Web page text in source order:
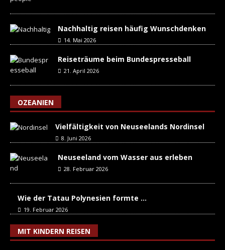
Nachhaltig reisen häufig Wunschdenken
14. Mai 2026
Reiseträume beim Bundespresseball
21. April 2026
OZEANIEN
Vielfältigkeit von Neuseelands Nordinsel
8. Juni 2026
Neuseeland vom Wasser aus erleben
28. Februar 2026
Wie der Tatau Polynesien formte …
19. Februar 2026
MIT KINDERN REISEN